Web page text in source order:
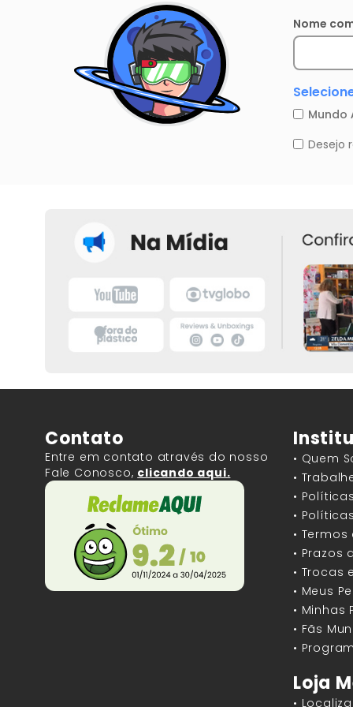
Contato
Entre em contato através do nosso
Fale Conosco, clicando aqui.
• Quem
•
•
•
•
• Prazos
• Trocas
• Meus
• Minhas
• Fãs
•
Loja
•